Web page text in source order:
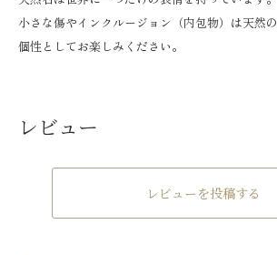
小さな傷やインクルージョン（内包物）は天然
個性としてお楽しみください。
レビュー
レビューを投稿する